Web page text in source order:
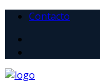
Contacto